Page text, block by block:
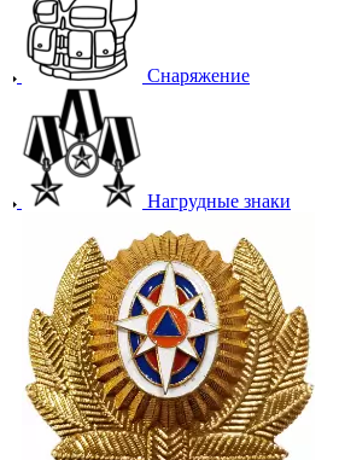
Снаряжение
Нагрудные знаки